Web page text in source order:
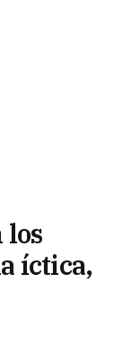
los
íctica,